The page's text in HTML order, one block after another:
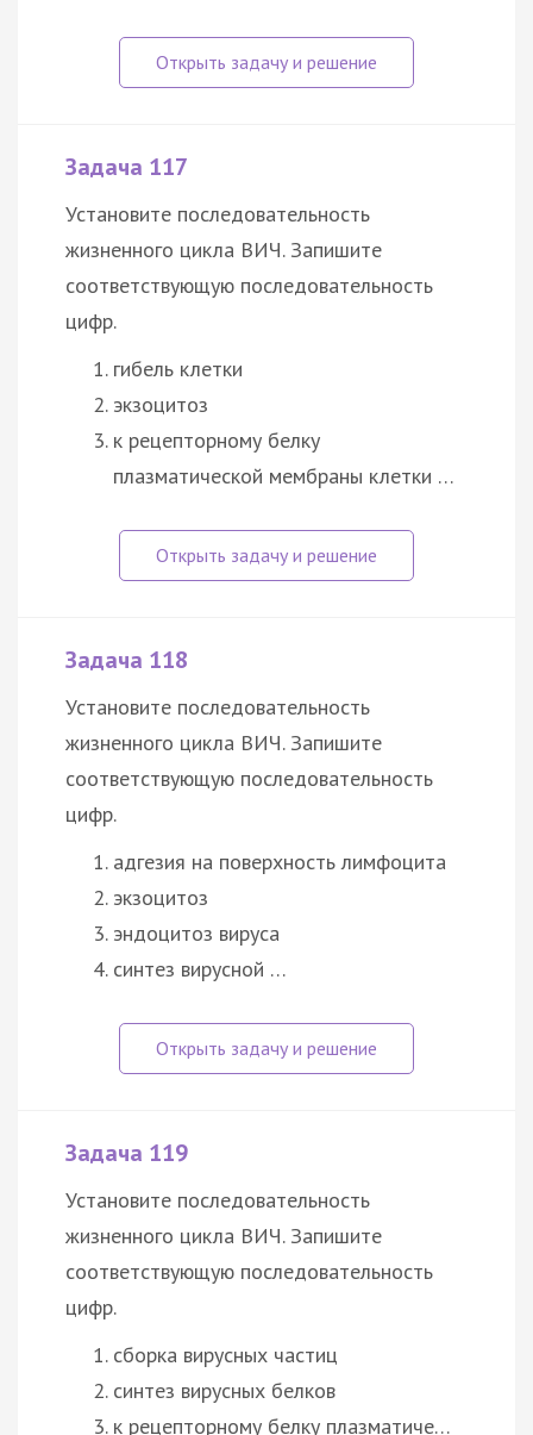
Задача 117
Установите последовательность
жизненного цикла ВИЧ. Запишите
соответствующую последовательность
цифр.
гибель клетки
экзоцитоз
к рецепторному белку
плазматической мембраны клетки …
Задача 118
Установите последовательность
жизненного цикла ВИЧ. Запишите
соответствующую последовательность
цифр.
адгезия на поверхность лимфоцита
экзоцитоз
эндоцитоз вируса
синтез вирусной …
Задача 119
Установите последовательность
жизненного цикла ВИЧ. Запишите
соответствующую последовательность
цифр.
сборка вирусных частиц
синтез вирусных белков
к рецепторному белку плазматиче…